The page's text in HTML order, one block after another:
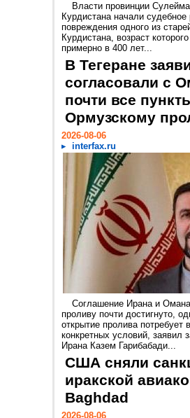
Власти провинции
Курдистана начали
повреждения одного из
Курдистана, возраст
примерно в 400 лет...
В Тегеране
согласовали с
почти все
Ормузскому
2026-08-06
interfax.ru
Соглашение Ирана и
проливу почти достигнуто,
открытие пролива потребует
конкретных условий,
Ирана Казем Гарибабади...
США сняли
иракской
Baghdad
2026-08-06